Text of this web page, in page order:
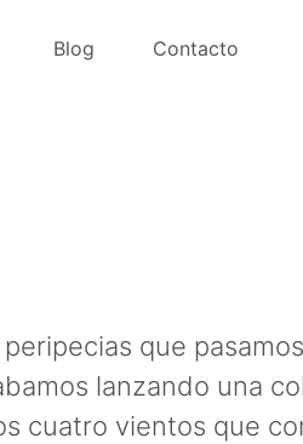
Blog Contacto
que
lanzando una
cuatro vientos que